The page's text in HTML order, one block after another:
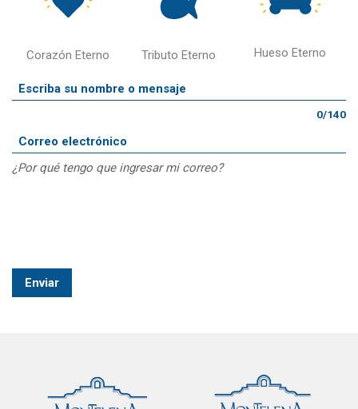
Corazón Eterno Tributo Eterno Hueso Eterno
0/140
¿Por qué tengo que ingresar mi correo?